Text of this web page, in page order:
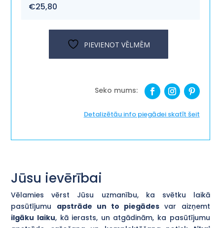
€25,80
PIEVIENOT VĒLMĒM
Detalizētāu info piegādei skatīt šeit
Jūsu ievērībai
Vēlamies vērst Jūsu uzmanību, ka svētku laikā
pasūtījumu apstrāde un to piegādes var aizņemt
ilgāku laiku, kā ierasts, un atgādinām, ka pasūtījumu